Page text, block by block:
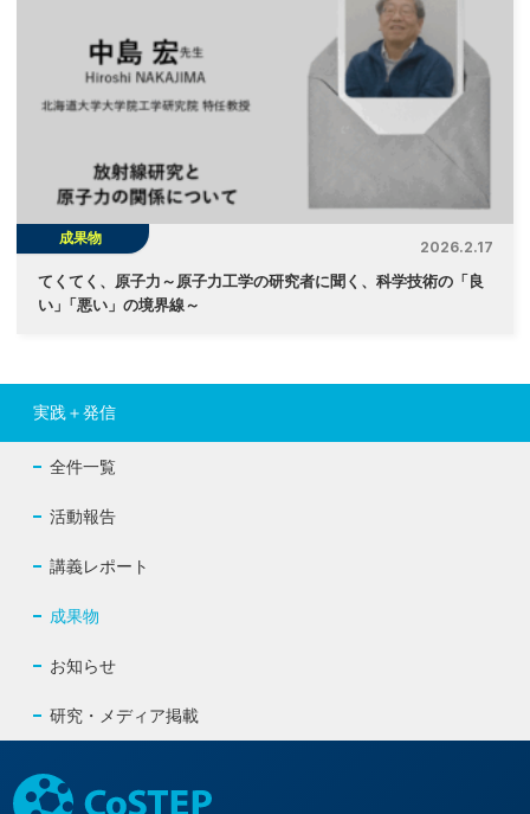
成果物
2026.2.17
てくてく、原子力～原子力工学の研究者に聞く、科学技術の「良
い」 「悪い」の境界線～
実践＋発信
全件一覧
活動報告
講義レポート
成果物
お知らせ
研究・メディア掲載